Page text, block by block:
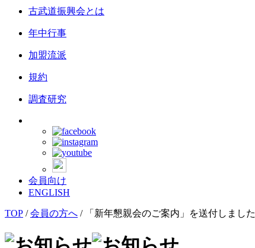
古武道振興会とは
年中行事
加盟流派
規約
調査研究
会員向け
ENGLISH
TOP /会員の方へ / 「新年懇親会のご案内」を送付しました